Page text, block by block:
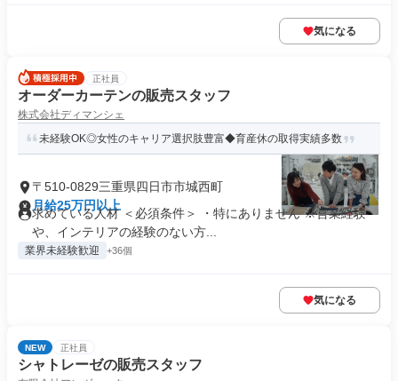
気になる
正社員
オーダーカーテンの販売スタッフ
株式会社ディマンシェ
未経験OK◎女性のキャリア選択肢豊富◆育産休の取得実績多数
〒510-0829三重県四日市市城西町
月給25万円以上
求めている人材 ＜必須条件＞ ・特にありません ※営業経験
や、インテリアの経験のない方...
業界未経験歓迎 +36個
気になる
NEW 正社員
シャトレーゼの販売スタッフ